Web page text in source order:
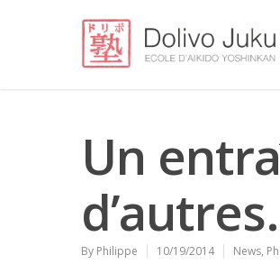
Un
By Philippe 10/19/2014 News,